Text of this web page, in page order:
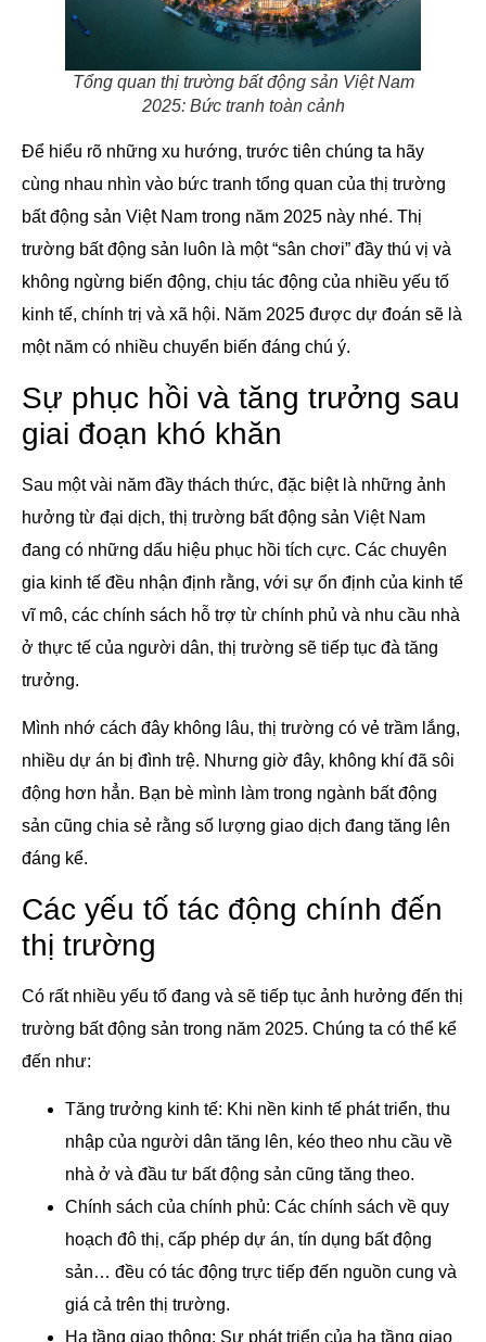
Tổng quan thị trường bất động sản Việt Nam
2025: Bức tranh toàn cảnh
Để hiểu rõ những xu hướng, trước tiên chúng ta hãy
cùng nhau nhìn vào bức tranh tổng quan của thị trường
bất động sản Việt Nam trong năm 2025 này nhé. Thị
trường bất động sản luôn là một “sân chơi” đầy thú vị và
không ngừng biến động, chịu tác động của nhiều yếu tố
kinh tế, chính trị và xã hội. Năm 2025 được dự đoán sẽ là
một năm có nhiều chuyển biến đáng chú ý.
Sự phục hồi và tăng trưởng sau
giai đoạn khó khăn
Sau một vài năm đầy thách thức, đặc biệt là những ảnh
hưởng từ đại dịch, thị trường bất động sản Việt Nam
đang có những dấu hiệu phục hồi tích cực. Các chuyên
gia kinh tế đều nhận định rằng, với sự ổn định của kinh tế
vĩ mô, các chính sách hỗ trợ từ chính phủ và nhu cầu nhà
ở thực tế của người dân, thị trường sẽ tiếp tục đà tăng
trưởng.
Mình nhớ cách đây không lâu, thị trường có vẻ trầm lắng,
nhiều dự án bị đình trệ. Nhưng giờ đây, không khí đã sôi
động hơn hẳn. Bạn bè mình làm trong ngành bất động
sản cũng chia sẻ rằng số lượng giao dịch đang tăng lên
đáng kể.
Các yếu tố tác động chính đến
thị trường
Có rất nhiều yếu tố đang và sẽ tiếp tục ảnh hưởng đến thị
trường bất động sản trong năm 2025. Chúng ta có thể kể
đến như:
Tăng trưởng kinh tế: Khi nền kinh tế phát triển, thu
nhập của người dân tăng lên, kéo theo nhu cầu về
nhà ở và đầu tư bất động sản cũng tăng theo.
Chính sách của chính phủ: Các chính sách về quy
hoạch đô thị, cấp phép dự án, tín dụng bất động
sản… đều có tác động trực tiếp đến nguồn cung và
giá cả trên thị trường.
Hạ tầng giao thông: Sự phát triển của hạ tầng giao